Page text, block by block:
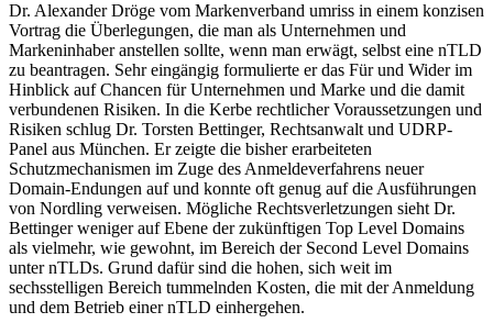
Dr. Alexander Dröge vom Markenverband umriss in einem konzisen
Vortrag die Überlegungen, die man als Unternehmen und
Markeninhaber anstellen sollte, wenn man erwägt, selbst eine nTLD
zu beantragen. Sehr eingängig formulierte er das Für und Wider im
Hinblick auf Chancen für Unternehmen und Marke und die damit
verbundenen Risiken. In die Kerbe rechtlicher Voraussetzungen und
Risiken schlug Dr. Torsten Bettinger, Rechtsanwalt und UDRP-
Panel aus München. Er zeigte die bisher erarbeiteten
Schutzmechanismen im Zuge des Anmeldeverfahrens neuer
Domain-Endungen auf und konnte oft genug auf die Ausführungen
von Nordling verweisen. Mögliche Rechtsverletzungen sieht Dr.
Bettinger weniger auf Ebene der zukünftigen Top Level Domains
als vielmehr, wie gewohnt, im Bereich der Second Level Domains
unter nTLDs. Grund dafür sind die hohen, sich weit im
sechsstelligen Bereich tummelnden Kosten, die mit der Anmeldung
und dem Betrieb einer nTLD einhergehen.